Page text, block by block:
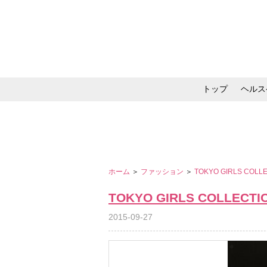
トップ ヘル
ホーム ＞ ファッション ＞ TOKYO GIRLS
TOKYO GIRLS
2015-09-27